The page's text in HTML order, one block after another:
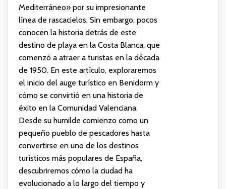
Mediterráneo» por su impresionante
línea de rascacielos. Sin embargo, pocos
conocen la historia detrás de este
destino de playa en la Costa Blanca, que
comenzó a atraer a turistas en la década
de 1950. En este artículo, exploraremos
el inicio del auge turístico en Benidorm y
cómo se convirtió en una historia de
éxito en la Comunidad Valenciana.
Desde su humilde comienzo como un
pequeño pueblo de pescadores hasta
convertirse en uno de los destinos
turísticos más populares de España,
descubriremos cómo la ciudad ha
evolucionado a lo largo del tiempo y